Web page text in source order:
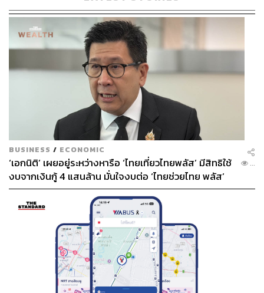
BUSINESS / ECONOMIC
‘เอกนิติ’ เผยอยู่ระหว่างหารือ ‘ไทยเที่ยวไทยพลัส’ มีสิทธิใช้
งบจากเงินกู้ 4 แสนล้าน มั่นใจงบต่อ ‘ไทยช่วยไทย พลัส’
เฟส 2 มีเพียงพอ
...